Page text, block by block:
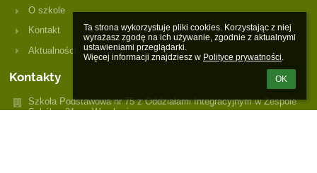
Ta strona wykorzystuje pliki cookies. Korzystając z niej
wyrażasz zgodę na ich używanie, zgodnie z aktualnymi
ustawieniami przeglądarki.
Więcej informacji znajdziesz w Polityce prywatności.
OK
O szkole
Kontakt
Aktualności
Kontakty
Szkoła Podstawowa nr 75 z Oddziałami Integracyjnym w Zespole
Szkół nr 21 we Wrocławiu